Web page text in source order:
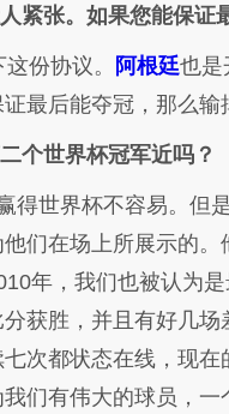
紧张。如果您能保证
份协议。 阿根廷也是
最后能夺冠，那么输
个世界杯冠军近吗？
赢得世界杯不容易。
们在场上所展示的
年，我们也被认为
获胜，并且有好几
次都状态在线，现
们有伟大的球员，